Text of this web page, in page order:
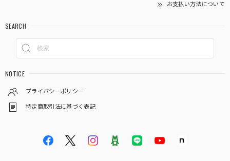
お支払い方法について
SEARCH
NOTICE
プライバシーポリシー
特定商取引法に基づく表記